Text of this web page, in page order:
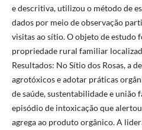
e descritiva, utilizou o método de
dados por meio de observação
visitas ao sítio. O objeto de estudo
propriedade rural familiar
Resultados: No Sítio dos Rosas, a
agrotóxicos e adotar práticas
de saúde, sustentabilidade e união
episódio de intoxicação que
agrega ao produto orgânico. A